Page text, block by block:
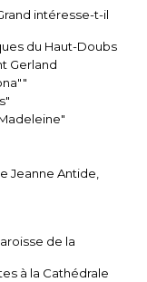
intéresse-t-il
du Haut-Doubs
Gerland
Jeanne Antide,
de la
à la Cathédrale